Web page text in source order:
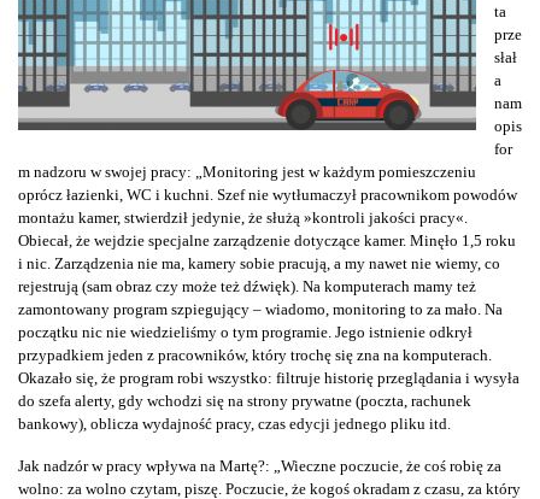
ta
prze
słał
a
nam
opis
for
m nadzoru w swojej pracy: „Monitoring jest w każdym pomieszczeniu
oprócz łazienki, WC i kuchni. Szef nie wytłumaczył pracownikom powodów
montażu kamer, stwierdził jedynie, że służą »kontroli jakości pracy«.
Obiecał, że wejdzie specjalne zarządzenie dotyczące kamer. Minęło 1,5 roku
i nic. Zarządzenia nie ma, kamery sobie pracują, a my nawet nie wiemy, co
rejestrują (sam obraz czy może też dźwięk). Na komputerach mamy też
zamontowany program szpiegujący – wiadomo, monitoring to za mało. Na
początku nic nie wiedzieliśmy o tym programie. Jego istnienie odkrył
przypadkiem jeden z pracowników, który trochę się zna na komputerach.
Okazało się, że program robi wszystko: filtruje historię przeglądania i wysyła
do szefa alerty, gdy wchodzi się na strony prywatne (poczta, rachunek
bankowy), oblicza wydajność pracy, czas edycji jednego pliku itd.
Jak nadzór w pracy wpływa na Martę?: „Wieczne poczucie, że coś robię za
wolno: za wolno czytam, piszę. Poczucie, że kogoś okradam z czasu, za który